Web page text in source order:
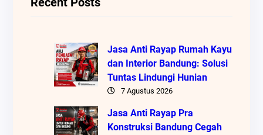
Jasa Anti Rayap Rumah Kayu
dan Interior Bandung: Solusi
Tuntas Lindungi Hunian
7 Agustus 2026
Jasa Anti Rayap Pra
Konstruksi Bandung Cegah